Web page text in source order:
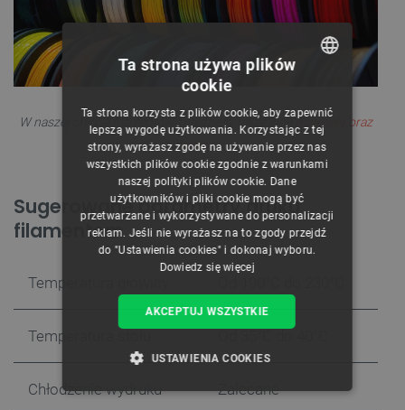
W naszej ofercie filamentów znajdziesz także inne
materiały oraz
kolory.
Sugerowane parametry druku
filamentem
Temperatura głowicy
Temperatura stołu
Chłodzenie wydruku Zalecane
CZECH
ENGLISH
GERMAN
Ta strona używa plików
cookie
Ta strona korzysta z plików cookie, aby zapewnić
lepszą wygodę użytkowania. Korzystając z tej
strony, wyrażasz zgodę na używanie przez nas
wszystkich plików cookie zgodnie z warunkami
naszej polityki plików cookie. Dane
użytkowników i pliki cookie mogą być
przetwarzane i wykorzystywane do personalizacji
reklam. Jeśli nie wyrażasz na to zgody przejdź
do "Ustawienia cookies" i dokonaj wyboru.
Dowiedz się więcej
AKCEPTUJ WSZYSTKIE
USTAWIENIA COOKIES
NIEZBĘDNE WYDAJNOŚĆ